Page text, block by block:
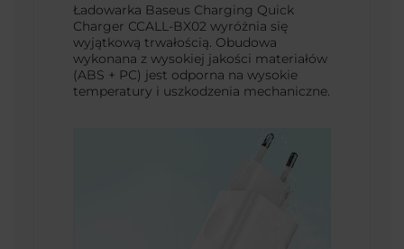
Ładowarka Baseus Charging Quick
Charger CCALL-BX02 wyróżnia się
wyjątkową trwałością. Obudowa
wykonana z wysokiej jakości materiałów
(ABS + PC) jest odporna na wysokie
temperatury i uszkodzenia mechaniczne.